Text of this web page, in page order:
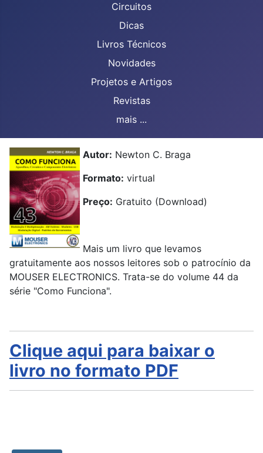
Circuitos
Dicas
Livros Técnicos
Novidades
Projetos e Artigos
Revistas
mais ...
Autor: Newton C. Braga
Formato: virtual
Preço: Gratuito (Download)
Mais um livro que levamos
gratuitamente aos nossos leitores sob o patrocínio da
MOUSER ELECTRONICS. Trata-se do volume 44 da
série "Como Funciona".
Clique aqui para baixar o
livro no formato PDF